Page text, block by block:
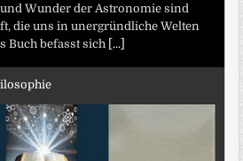
Wunder der Astronomie sind
die uns in unergründliche Welten
Buch befasst sich [...]